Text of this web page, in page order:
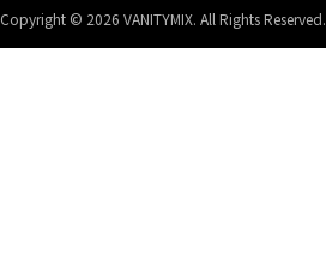
Copyright © 2026 VANITYMIX. All Rights Reserved.